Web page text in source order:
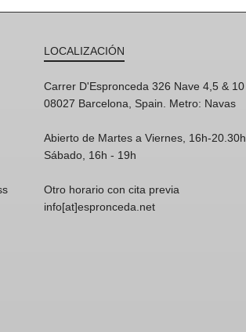
LOCALIZACIÓN
Carrer D'Espronceda 326 Nave 4,5 & 10
08027 Barcelona, Spain. Metro: Navas
Abierto de Martes a Viernes, 16h-20.30h
Sábado, 16h - 19h
Otro horario con cita previa
info[at]espronceda.net